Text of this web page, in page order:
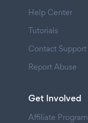
Help Center
Tutorials
Contact Support
Report Abuse
Get Involved
Affiliate Program